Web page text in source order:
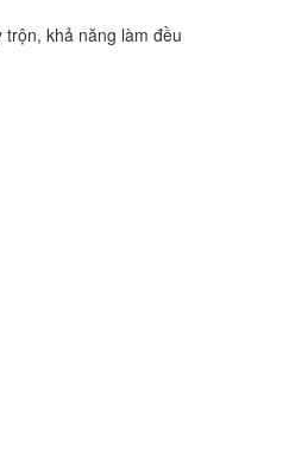
khả năng làm đều